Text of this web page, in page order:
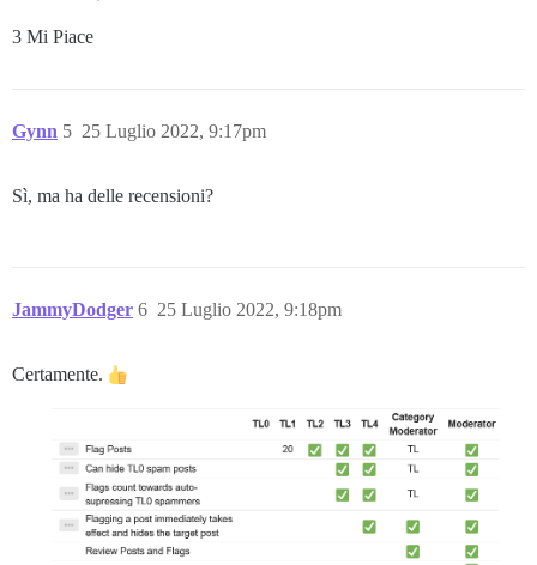
3 Mi Piace
Gynn 25 Luglio 2022, 9:17pm
5
Sì, ma ha delle recensioni?
JammyDodger 25 Luglio 2022, 9:18pm
6
Certamente.